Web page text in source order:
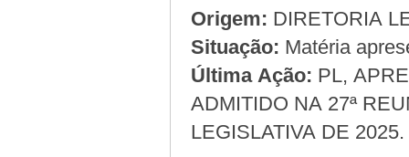
Origem:
Situação: Matéria
Última Ação: PL,
ADMITIDO NA 27ª
LEGISLATIVA DE 2025.